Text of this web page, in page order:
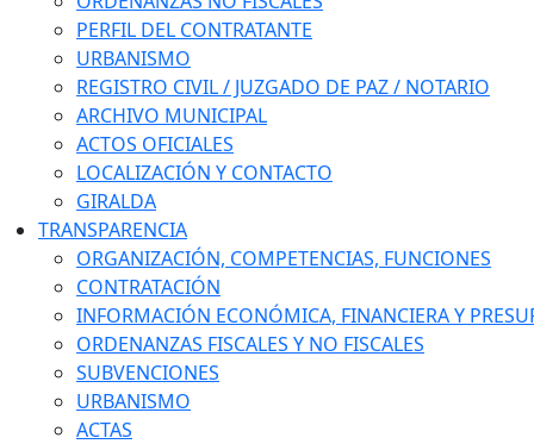
PERFIL DEL CONTRATANTE
URBANISMO
REGISTRO CIVIL / JUZGADO DE PAZ / NOTARIO
ARCHIVO MUNICIPAL
ACTOS OFICIALES
LOCALIZACIÓN Y CONTACTO
GIRALDA
TRANSPARENCIA
ORGANIZACIÓN, COMPETENCIAS, FUNCIONES
CONTRATACIÓN
INFORMACIÓN ECONÓMICA, FINANCIERA Y
ORDENANZAS FISCALES Y NO FISCALES
SUBVENCIONES
URBANISMO
ACTAS